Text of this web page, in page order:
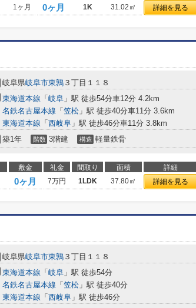
1ヶ月 0ヶ月 1K 31.02㎡ 詳細を見る
岐阜県岐阜市東鶉 ３丁目１１８
東海道本線 「 岐阜 」駅 徒歩54分車12分 4.2km
名鉄名古屋本線 「 笠松 」駅 徒歩40分車11分 3.6km
東海道本線 「 西岐阜 」駅 徒歩46分車11分 3.8km
築1年 階数 3階建 構造 軽量鉄骨
敷金 礼金 間取り 面積 詳細
0ヶ月 7万円 1LDK 37.80㎡ 詳細を見る
岐阜県岐阜市東鶉 ３丁目１１８
東海道本線 「 岐阜 」駅 徒歩54分
名鉄名古屋本線 「 笠松 」駅 徒歩40分
東海道本線 「 西岐阜 」駅 徒歩46分